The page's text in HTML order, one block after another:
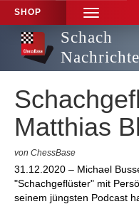
SHOP
TOGGLE
Schach
Matthias
von ChessBase
31.12.2020 – Michael
"Schachgeflüster" mit
seinem jüngsten Podcast